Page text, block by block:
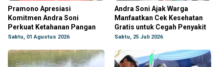
Pramono Apresiasi
Komitmen Andra Soni
Perkuat Ketahanan Pangan
Sabtu, 01 Agustus 2026
Andra Soni Ajak Warga
Manfaatkan Cek Kesehatan
Gratis untuk Cegah Penyakit
Sabtu, 25 Juli 2026